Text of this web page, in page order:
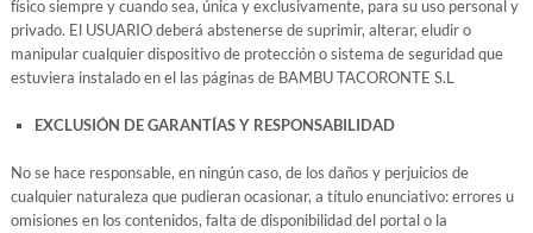
físico siempre y cuando sea, única y exclusivamente, para su uso personal y
privado. El USUARIO deberá abstenerse de suprimir, alterar, eludir o
manipular cualquier dispositivo de protección o sistema de seguridad que
estuviera instalado en el las páginas de BAMBU TACORONTE S.L
EXCLUSIÓN DE GARANTÍAS Y RESPONSABILIDAD
No se hace responsable, en ningún caso, de los daños y perjuicios de
cualquier naturaleza que pudieran ocasionar, a título enunciativo: errores u
omisiones en los contenidos, falta de disponibilidad del portal o la